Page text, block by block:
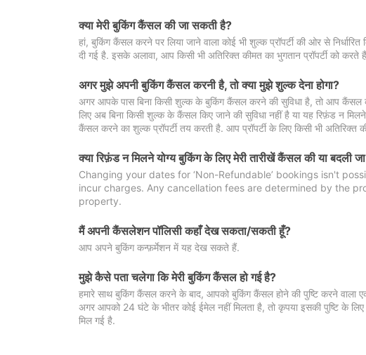
क्या मेरी बुकिंग कैंसल की जा सकती है?
हां, बुकिंग कैंसल करने पर लिया जाने वाला कोई भी शुल्क प्रॉपर्टी की ओर से
दी गई है. इसके अलावा, आप किसी भी अतिरिक्त कीमत का भुगतान प्रॉपर्टी को करते
अगर मुझे अपनी बुकिंग कैंसल करनी है, तो क्या मुझे शुल्क देना होगा?
अगर आपके पास बिना किसी शुल्क के बुकिंग कैंसल करने की सुविधा है, तो आप
लिए अब बिना किसी शुल्क के कैंसल किए जाने की सुविधा नहीं है या यह रिफ़ंड न
कैंसल करने का शुल्क प्रॉपर्टी तय करती है. आप प्रॉपर्टी के लिए किसी भी अतिरिक्त
क्या रिफ़ंड न मिलने योग्य बुकिंग के लिए मेरी तारीखें कैंसल की या बदली
Changing your dates for ‘Non-Refundable’ bookings isn't
incur charges. Any cancellation fees are determined by the
property.
मैं अपनी कैंसलेशन पॉलिसी कहाँ देख सकता/सकती हूँ?
आप अपने बुकिंग कन्फ़र्मेशन में यह देख सकते हैं.
मुझे कैसे पता चलेगा कि मेरी बुकिंग कैंसल हो गई है?
हमारे साथ बुकिंग कैंसल करने के बाद, आपको बुकिंग कैंसल होने की पुष्टि करने
अगर आपको 24 घंटे के भीतर कोई ईमेल नहीं मिलता है, तो कृपया इसकी पुष्टि के
मिल गई है.